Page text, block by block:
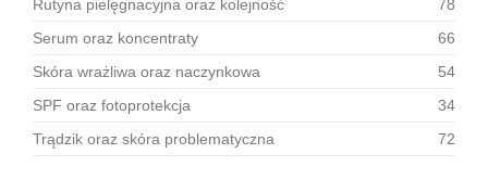
Rutyna pielęgnacyjna oraz kolejność
78
Serum oraz koncentraty
66
Skóra wrażliwa oraz naczynkowa
54
SPF oraz fotoprotekcja
34
Trądzik oraz skóra problematyczna
72